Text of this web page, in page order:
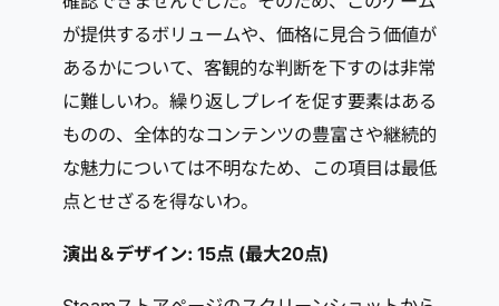
が提供するボリュームや、価格に見合う価値が
あるかについて、客観的な判断を下すのは非常
に難しいわ。繰り返しプレイを促す要素はある
ものの、全体的なコンテンツの豊富さや継続的
な魅力については不明なため、この項目は最低
点とせざるを得ないわ。
演出＆デザイン: 15点 (最大20点)